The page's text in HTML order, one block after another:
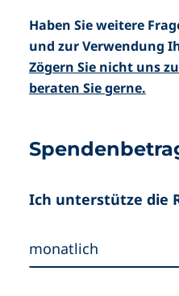
Haben Sie weitere
und zur Verwendung
Zögern Sie nicht uns
beraten Sie gerne.
Ich unterstütze die